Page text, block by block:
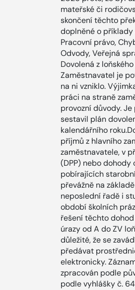
mateřské či
skončení těchto
doplněné o příklady
Pracovní právo,
Odvody, Veřejná
Dovolená z
Zaměstnavatel je
na ni vzniklo.
práci na straně
provozní důvody.
sestavil plán
kalendářního
příjmů z hlavního
zaměstnavatele, v
(DPP) nebo dohody
pobírajících
převážně na
neposlední řadě i
období školních
řešení těchto
úrazy od A do ZV
důležité, že se
předávat
elektronicky.
zpracován podle
podle vyhlášky č.